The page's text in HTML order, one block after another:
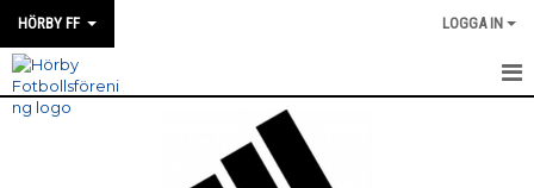
HÖRBY FF LOGGA IN
HEM